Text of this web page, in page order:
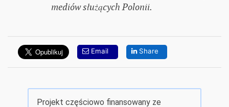
mediów służących Polonii.
Email Share
Projekt częściowo finansowany ze